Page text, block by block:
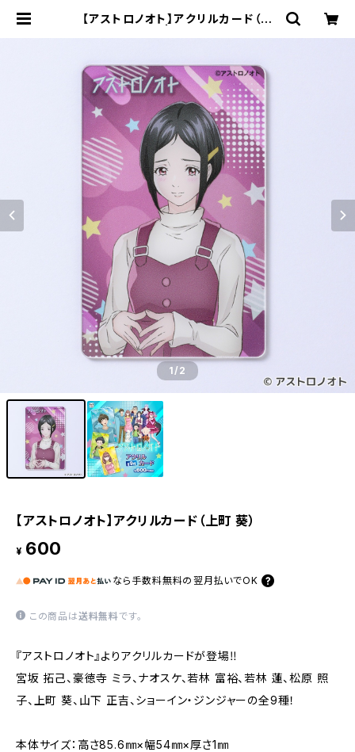
【アストロノオト】アクリルカード（上
1/2
【アストロノオト】アクリルカード（上町 葵）
¥ 600
なら 手数料無料の 翌月払いでOK
この商品は送料無料です。
『アストロノオト』よりアクリルカードが登場‼
宮坂 拓己、豪徳寺 ミラ、ナオスケ、若林 富裕、若林 蓮、松原 照
子、上町 葵、山下 正吉、ショーイン・ジンジャーの全9種！
本体サイズ：高さ85.6㎜×幅54㎜×厚さ1㎜